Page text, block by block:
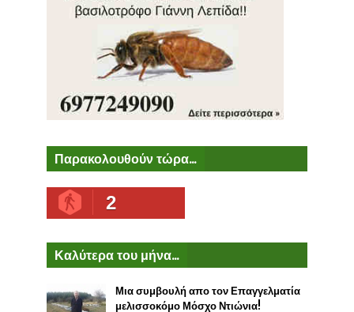
Παρακολουθούν τώρα...
2
Καλύτερα του μήνα...
Μια συμβουλή απο τον Επαγγελματία
μελισσοκόμο Μόσχο Ντιώνια!